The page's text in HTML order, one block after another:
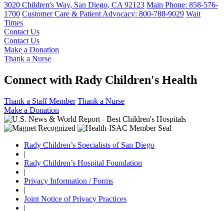
3020 Children's Way, San Diego, CA 92123 Main Phone: 858-576-
1700 Customer Care & Patient Advocacy: 800-788-9029 Wait
Times
Contact Us
Contact Us
Make a Donation
Thank a Nurse
Connect with Rady Children's Health
Thank a Staff Member Thank a Nurse
Make a Donation
Rady Children’s Specialists of San Diego
|
Rady Children’s Hospital Foundation
|
Privacy Information / Forms
|
Joint Notice of Privacy Practices
|